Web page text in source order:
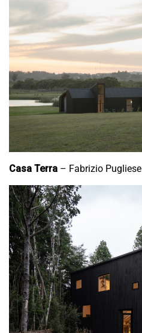
Casa Terra – Fabrizio Pugliese